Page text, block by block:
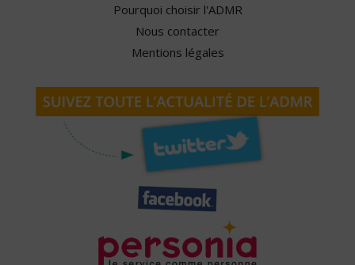
Pourquoi choisir l'ADMR
Nous contacter
Mentions légales